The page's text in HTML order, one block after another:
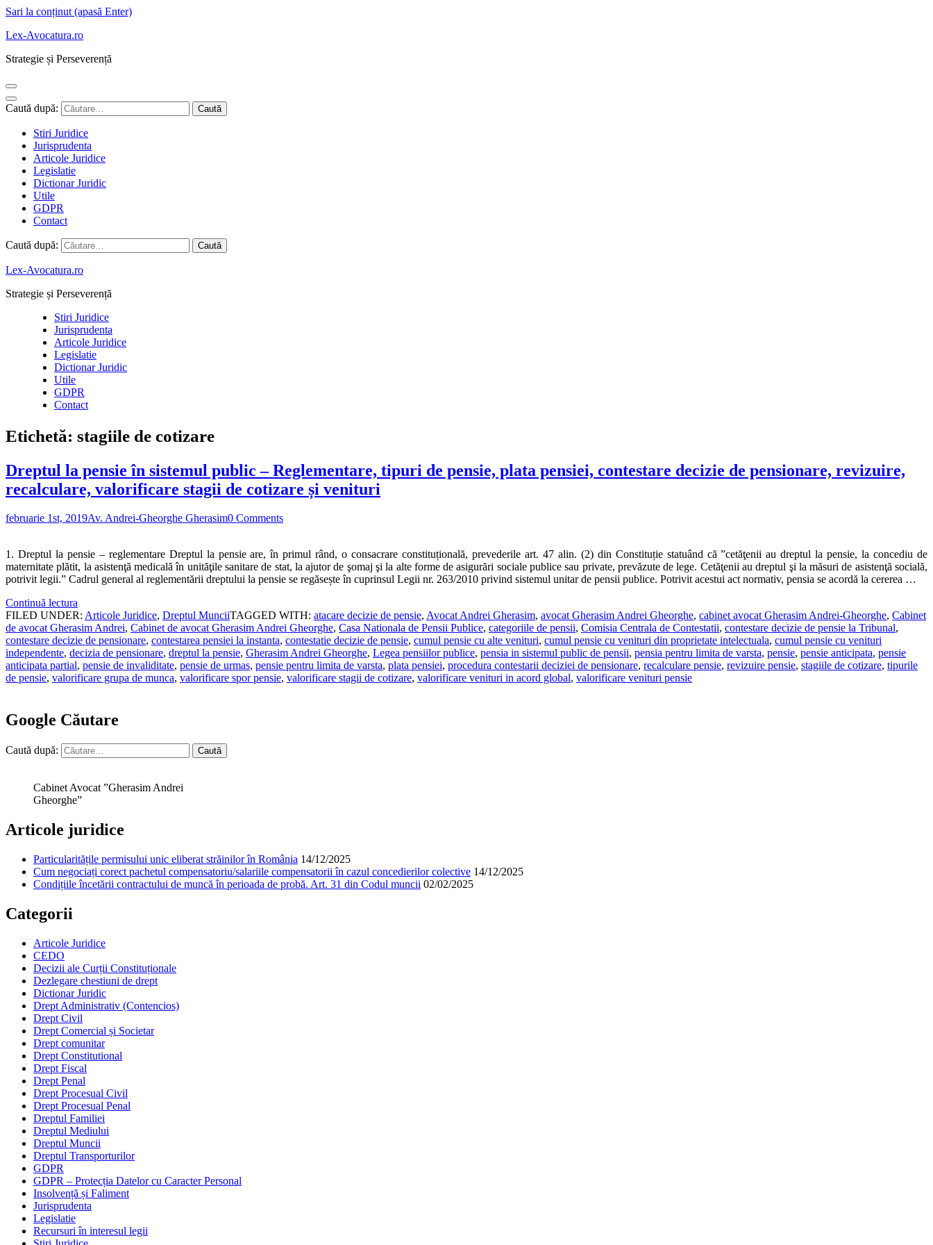
Sari la conținut (apasă Enter)
Lex-Avocatura.ro
Strategie și Perseverență
Caută după:
Stiri Juridice
Jurisprudenta
Articole Juridice
Legislatie
Dictionar Juridic
Utile
GDPR
Contact
Caută după:
Lex-Avocatura.ro
Strategie și Perseverență
Stiri Juridice
Jurisprudenta
Articole Juridice
Legislatie
Dictionar Juridic
Utile
GDPR
Contact
Etichetă: stagiile de cotizare
Dreptul la pensie în sistemul public – Reglementare, tipuri de pensie, plata pensiei, contestare decizie de pensionare, revizuire,
recalculare, valorificare stagii de cotizare și venituri
februarie 1st, 2019Av. Andrei-Gheorghe Gherasim0 Comments
1. Dreptul la pensie – reglementare Dreptul la pensie are, în primul rând, o consacrare constituțională, prevederile art. 47 alin. (2) din Constituție statuând că ”cetăţenii au dreptul la pensie, la concediu de
maternitate plătit, la asistenţă medicală în unităţile sanitare de stat, la ajutor de şomaj şi la alte forme de asigurări sociale publice sau private, prevăzute de lege. Cetăţenii au dreptul şi la măsuri de asistenţă socială,
potrivit legii.” Cadrul general al reglementării dreptului la pensie se regăsește în cuprinsul Legii nr. 263/2010 privind sistemul unitar de pensii publice. Potrivit acestui act normativ, pensia se acordă la cererea …
Continuă lectura
FILED UNDER: Articole Juridice, Dreptul MunciiTAGGED WITH: atacare decizie de pensie, Avocat Andrei Gherasim, avocat Gherasim Andrei Gheorghe, cabinet avocat Gherasim Andrei-Gheorghe, Cabinet
de avocat Gherasim Andrei, Cabinet de avocat Gherasim Andrei Gheorghe, Casa Nationala de Pensii Publice, categoriile de pensii, Comisia Centrala de Contestatii, contestare decizie de pensie la Tribunal,
contestare decizie de pensionare, contestarea pensiei la instanta, contestatie decizie de pensie, cumul pensie cu alte venituri, cumul pensie cu venituri din proprietate intelectuala, cumul pensie cu venituri
independente, decizia de pensionare, dreptul la pensie, Gherasim Andrei Gheorghe, Legea pensiilor publice, pensia in sistemul public de pensii, pensia pentru limita de varsta, pensie, pensie anticipata, pensie
anticipata partial, pensie de invaliditate, pensie de urmas, pensie pentru limita de varsta, plata pensiei, procedura contestarii deciziei de pensionare, recalculare pensie, revizuire pensie, stagiile de cotizare, tipurile
de pensie, valorificare grupa de munca, valorificare spor pensie, valorificare stagii de cotizare, valorificare venituri in acord global, valorificare venituri pensie
Google Căutare
Caută după:
Cabinet Avocat ”Gherasim Andrei
Gheorghe”
Articole juridice
Particularitățile permisului unic eliberat străinilor în România 14/12/2025
Cum negociați corect pachetul compensatoriu/salariile compensatorii în cazul concedierilor colective 14/12/2025
Condițiile încetării contractului de muncă în perioada de probă. Art. 31 din Codul muncii 02/02/2025
Categorii
Articole Juridice
CEDO
Decizii ale Curții Constituționale
Dezlegare chestiuni de drept
Dictionar Juridic
Drept Administrativ (Contencios)
Drept Civil
Drept Comercial și Societar
Drept comunitar
Drept Constitutional
Drept Fiscal
Drept Penal
Drept Procesual Civil
Drept Procesual Penal
Dreptul Familiei
Dreptul Mediului
Dreptul Muncii
Dreptul Transporturilor
GDPR
GDPR – Protecția Datelor cu Caracter Personal
Insolvență și Faliment
Jurisprudenta
Legislatie
Recursuri în interesul legii